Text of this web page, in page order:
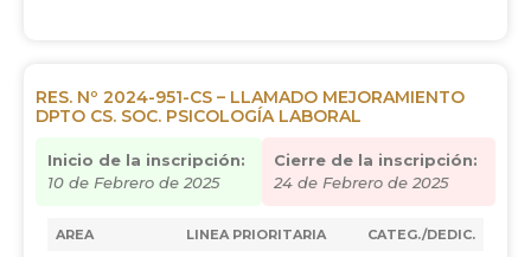
RES. Nº 2024-951-CS – LLAMADO MEJORAMIENTO
DPTO CS. SOC. PSICOLOGÍA LABORAL
Inicio de la inscripción:
10 de Febrero de 2025
Cierre de la inscripción:
24 de Febrero de 2025
AREA LINEA PRIORITARIA
CATEG./DEDIC.